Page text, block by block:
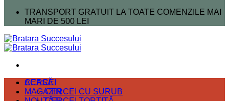
TRANSPORT GRATUIT LA TOATE COMENZILE MAI
MARI DE 500 LEI
ACASĂ
MAGAZIN
CERCEI
CERCEI CU ȘURUB